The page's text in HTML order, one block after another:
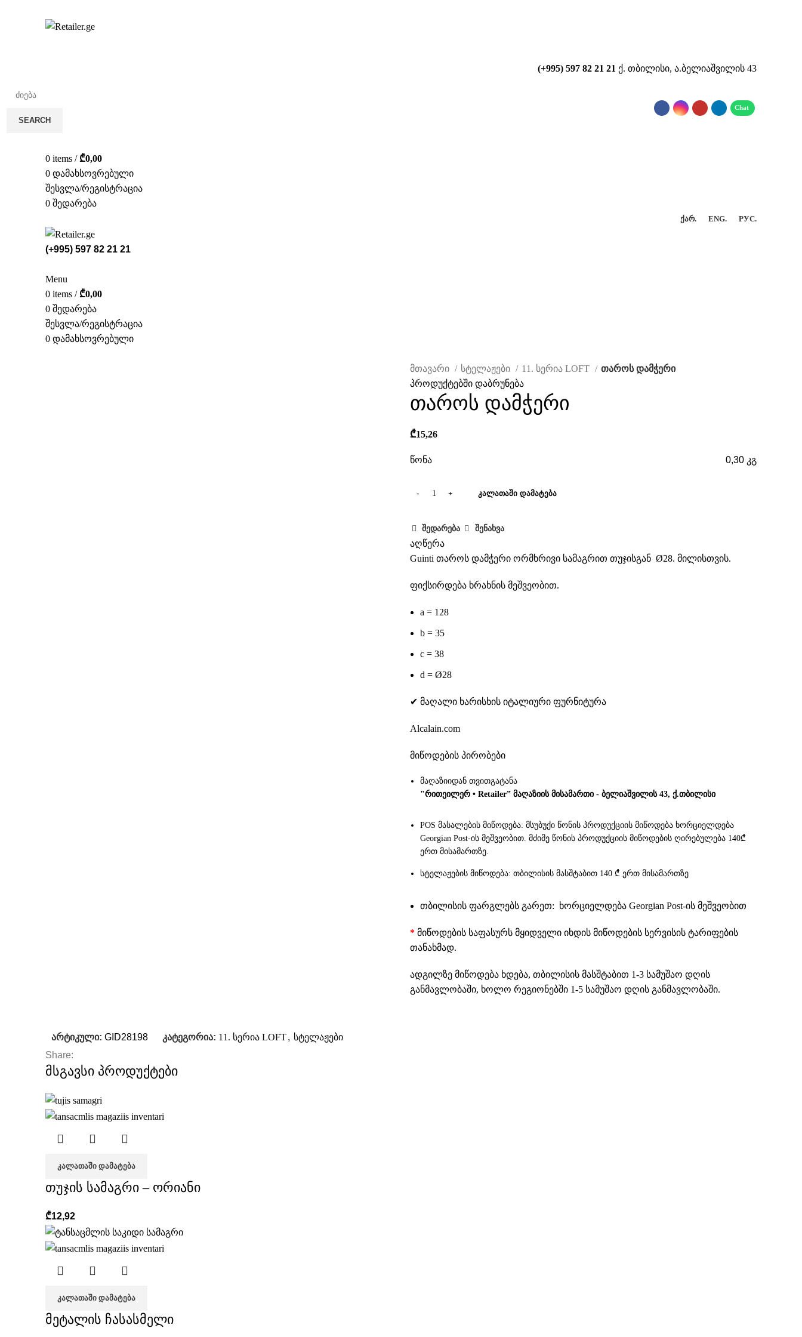
(+995) 597 82 21 21 ქ. თბილისი, ა.ბელიაშვილის 43
SEARCH
0 items / ₾0,00
0 დამახსოვრებული
შესვლა/რეგისტრაცია
0 შედარება
ᲥᲐᲠ. ENG. РУС.
(+995) 597 82 21 21
Menu
0 items / ₾0,00
0 შედარება
შესვლა/რეგისტრაცია
0 დამახსოვრებული
მთავარი სტელაჟები 11. სერია LOFT
თაროს დამჭერი
პროდუქტებში დაბრუნება
თაროს დამჭერი
₾15,26
წონა 0,30 კგ
ᲙᲐᲚᲐᲗᲐᲨᲘ ᲓᲐᲛᲐᲢᲔᲑᲐ
შედარება შენახვა
აღწერა
Guinti თაროს დამჭერი ორმხრივი სამაგრით თუჯისგან Ø28. მილისთვის.
ფიქსირდება ხრახნის მეშვეობით.
a = 128
b = 35
c = 38
d = Ø28
✔ მაღალი ხარისხის იტალიური ფურნიტურა
Alcalain.com
მიწოდების პირობები
მაღაზიიდან თვითგატანა
"რითეილერ • Retailer” მაღაზიის მისამართი - ბელიაშვილის 43, ქ.თბილისი
POS მასალების მიწოდება: მსუბუქი წონის პროდუქციის მიწოდება ხორციელდება
Georgian Post-ის მეშვეობით. მძიმე წონის პროდუქციის მიწოდების ღირებულება 140₾
ერთ მისამართზე.
სტელაჟების მიწოდება: თბილისის მასშტაბით 140 ₾ ერთ მისამართზე
თბილისის ფარგლებს გარეთ: ხორციელდება Georgian Post-ის მეშვეობით
* მიწოდების საფასურს მყიდველი იხდის მიწოდების სერვისის ტარიფების
თანახმად.
ადგილზე მიწოდება ხდება, თბილისის მასშტაბით 1-3 სამუშაო დღის
განმავლობაში, ხოლო რეგიონებში 1-5 სამუშაო დღის განმავლობაში.
არტიკული: GID28198 კატეგორია: 11. სერია LOFT, სტელაჟები
Share:
მსგავსი პროდუქტები
ᲙᲐᲚᲐᲗᲐᲨᲘ ᲓᲐᲛᲐᲢᲔᲑᲐ
თუჯის სამაგრი – ორიანი
₾12,92
ᲙᲐᲚᲐᲗᲐᲨᲘ ᲓᲐᲛᲐᲢᲔᲑᲐ
მეტალის ჩასასმელი